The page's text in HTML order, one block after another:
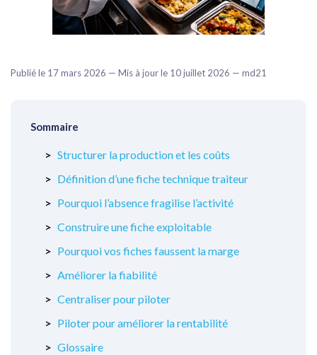
Publié le 17 mars 2026 — Mis à jour le 10 juillet 2026 — md21
Sommaire
Structurer la production et les coûts
Définition d’une fiche technique traiteur
Pourquoi l’absence fragilise l’activité
Construire une fiche exploitable
Pourquoi vos fiches faussent la marge
Améliorer la fiabilité
Centraliser pour piloter
Piloter pour améliorer la rentabilité
Glossaire